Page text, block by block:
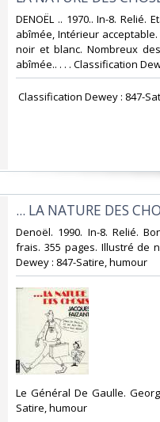
‎DENOËL .. 1970.. In-8.
abîmée, Intérieur
noir et blanc. Nombreux
abîmée.. . . . Classification
Classification Dewey : 847-
‎... LA NATURE DES
‎Denoël. 1990. In-8. Relié.
frais. 355 pages. Illustré de
Dewey : 847-Satire, humour‎
‎Le Général De Gaulle.
Satire, humour‎